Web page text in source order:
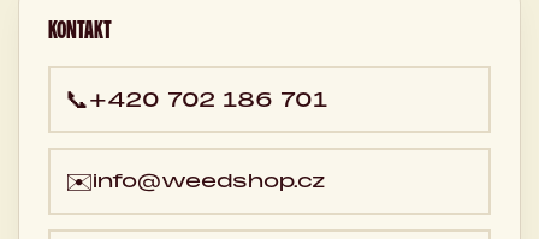
KONTAKT
📞+420 702 186 701
✉️info@weedshop.cz